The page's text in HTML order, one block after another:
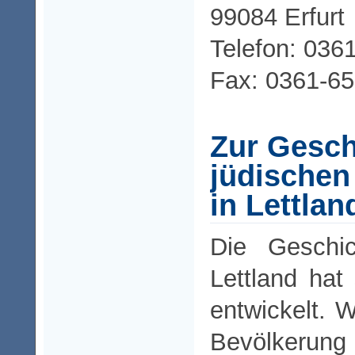
99084 Erfurt
Telefon:
Fax: 0361-
Zur
in
Die
Lettland hat
entwickelt.